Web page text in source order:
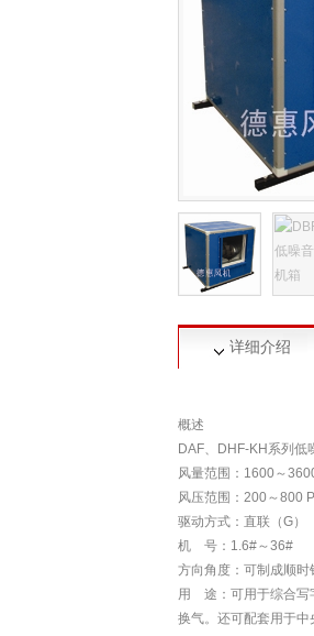
详细介绍
概述
DAF、DHF-KH系列低
风量范围：1600～
风压范围：200～800
驱动方式：直联（G）
机 号：1.6#～36#
方向角度：可制成顺时
用 途：可用于综合写
换气。还可配套用于中